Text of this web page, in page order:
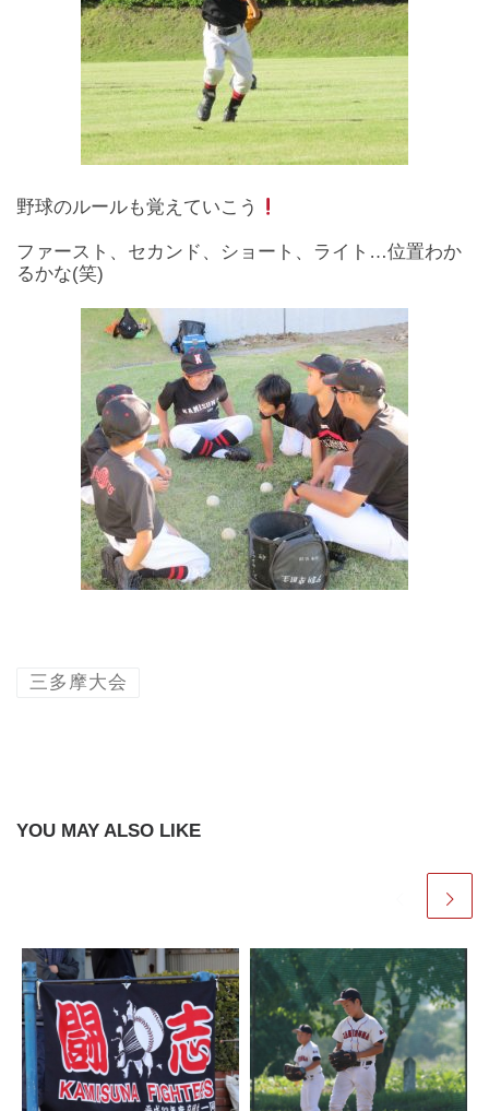
野球のルールも覚えていこう
ファースト、セカンド、ショート、ライト…位置わか
るかな(笑)
三多摩大会
YOU MAY ALSO LIKE